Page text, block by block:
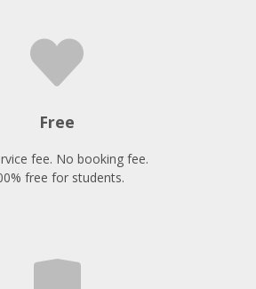
Free
fee. No booking fee.
free for students.